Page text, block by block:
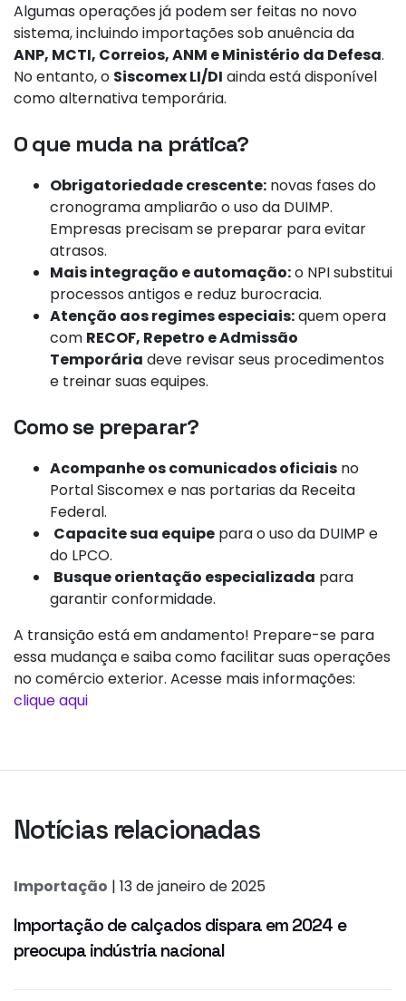
Algumas operações já podem ser feitas no novo
sistema, incluindo importações sob anuência da
ANP, MCTI, Correios, ANM e Ministério da Defesa.
No entanto, o Siscomex LI/DI ainda está disponível
como alternativa temporária.
O que muda na prática?
Obrigatoriedade crescente: novas fases do
cronograma ampliarão o uso da DUIMP.
Empresas precisam se preparar para evitar
atrasos.
Mais integração e automação:o NPI substitui
processos antigos e reduz burocracia.
Atenção aos regimes especiais:quem opera
com RECOF, Repetro e Admissão
Temporária deve revisar seus procedimentos
e treinar suas equipes.
Como se preparar?
Acompanhe os comunicados oficiais no
Portal Siscomex e nas portarias da Receita
Federal.
Capacite sua equipe para o uso da DUIMP e
do LPCO.
Busque orientação especializada para
garantir conformidade.
A transição está em andamento! Prepare-se para
essa mudança e saiba como facilitar suas operações
no comércio exterior. Acesse mais informações:
clique aqui
Notícias relacionadas
Importação | 13 de janeiro de 2025
Importação de calçados dispara em 2024 e
preocupa indústria nacional